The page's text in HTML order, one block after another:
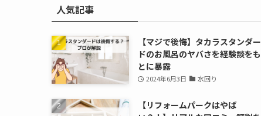
人気記事
【マジで後悔】タカラスタンダー
ドのお風呂のヤバさを経験談をも
とに暴露
2024年6月3日 水回り
【リフォームパークはやば